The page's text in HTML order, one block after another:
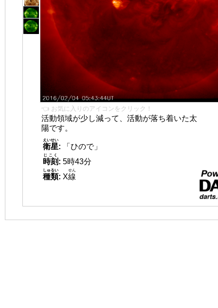
👈 お気に入りのアイコンをクリック！
活動領域が少し減って、活動が落ち着いた太
陽です。
衛星
えいせい
:
「ひので」
時刻
じこく
: 5時43分
種類
しゅるい
: X線
せん